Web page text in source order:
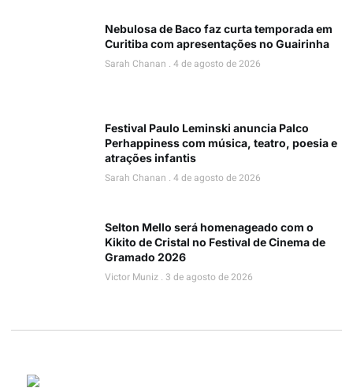
Nebulosa de Baco faz curta temporada em
Curitiba com apresentações no Guairinha
Sarah Chanan 4 de agosto de 2026
Festival Paulo Leminski anuncia Palco
Perhappiness com música, teatro, poesia e
atrações infantis
Sarah Chanan 4 de agosto de 2026
Selton Mello será homenageado com o
Kikito de Cristal no Festival de Cinema de
Gramado 2026
Victor Muniz 3 de agosto de 2026